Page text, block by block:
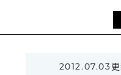
2012.07.03